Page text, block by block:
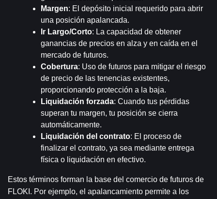
Margen: El depósito inicial requerido para abrir
una posición apalancada.
Ir Largo/Corto: La capacidad de obtener
ganancias de precios en alza y en caída en el
mercado de futuros.
Cobertura: Uso de futuros para mitigar el riesgo
de precio de las tenencias existentes,
proporcionando protección a la baja.
Liquidación forzada: Cuando tus pérdidas
superan tu margen, tu posición se cierra
automáticamente.
Liquidación del contrato: El proceso de
finalizar el contrato, ya sea mediante entrega
física o liquidación en efectivo.
Estos términos forman la base del comercio de futuros de
FLOKI. Por ejemplo, el apalancamiento permite a los